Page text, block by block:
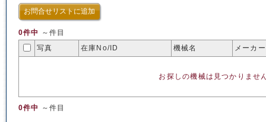
お問合せリストに追加
0件中
～件目
写真
在庫No/ID 機械名 メーカ
0件中 ～件目
お探しの機械は見つかりませ